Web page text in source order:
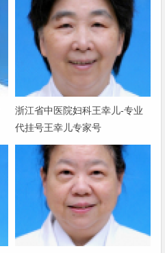
浙江省中医院妇科王幸儿-专业
代挂号王幸儿专家号